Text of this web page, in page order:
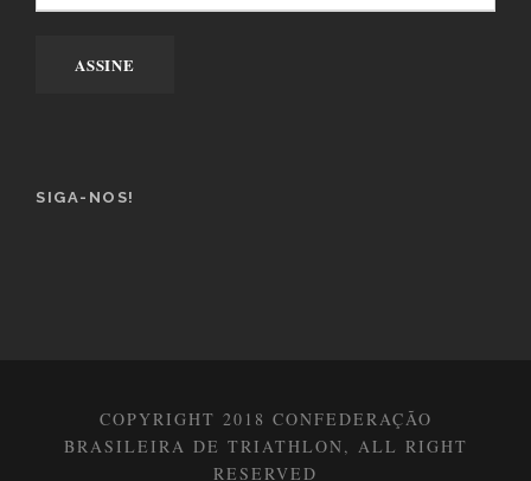
SIGA-NOS!
COPYRIGHT 2018 CONFEDERAÇÃO
BRASILEIRA DE TRIATHLON, ALL RIGHT
RESERVED